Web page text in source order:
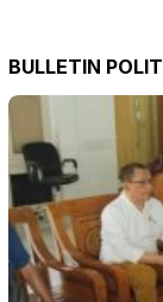
BULLETIN